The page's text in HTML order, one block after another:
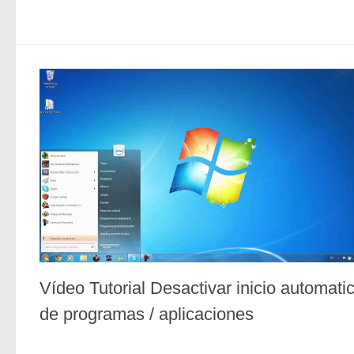
Vídeo Tutorial Desactivar inicio
de programas / aplicaciones